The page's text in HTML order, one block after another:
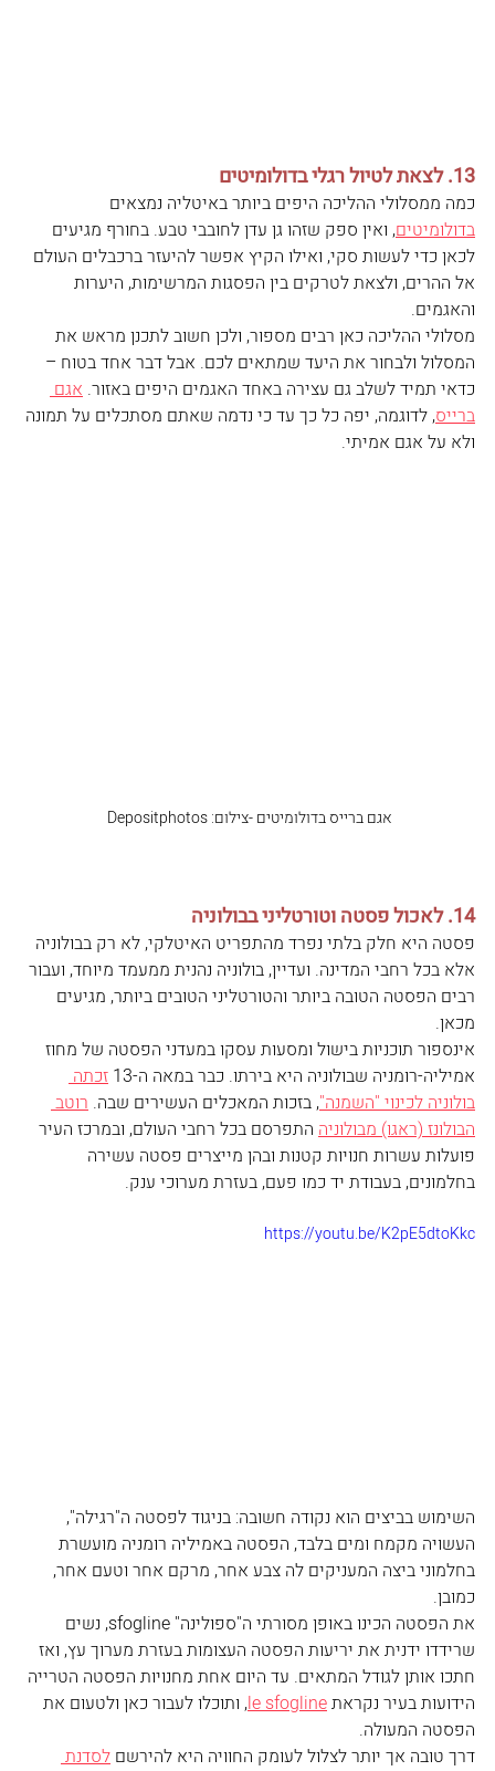
13. לצאת לטיול רגלי בדולומיטים
כמה ממסלולי ההליכה היפים ביותר באיטליה נמצאים
בדולומיטים, ואין ספק שזהו גן עדן לחובבי טבע. בחורף מגיעים
לכאן כדי לעשות סקי, ואילו הקיץ אפשר להיעזר ברכבלים העולם
אל ההרים, ולצאת לטרקים בין הפסגות המרשימות, היערות
והאגמים.
מסלולי ההליכה כאן רבים מספור, ולכן חשוב לתכנן מראש את
המסלול ולבחור את היעד שמתאים לכם. אבל דבר אחד בטוח –
כדאי תמיד לשלב גם עצירה באחד האגמים היפים באזור. אגם
ברייס, לדוגמה, יפה כל כך עד כי נדמה שאתם מסתכלים על תמונה
ולא על אגם אמיתי.
אגם ברייס בדולומיטים -צילום: Depositphotos
14. לאכול פסטה וטורטליני בבולוניה
פסטה היא חלק בלתי נפרד מהתפריט האיטלקי, לא רק בבולוניה
אלא בכל רחבי המדינה. ועדיין, בולוניה נהנית ממעמד מיוחד, ועבור
רבים הפסטה הטובה ביותר והטורטליני הטובים ביותר, מגיעים
מכאן.
אינספור תוכניות בישול ומסעות עסקו במעדני הפסטה של מחוז
אמיליה-רומניה שבולוניה היא בירתו. כבר במאה ה-13
זכתה
בולוניה לכינוי "השמנה", בזכות המאכלים העשירים שבה. רוטב
הבולונז (ראגו) מבולוניה התפרסם בכל רחבי העולם, ובמרכז העיר
פועלות עשרות חנויות קטנות ובהן מייצרים פסטה עשירה
בחלמונים, בעבודת יד כמו פעם, בעזרת מערוכי ענק.
https://youtu.be/K2pE5dtoKkc
השימוש בביצים הוא נקודה חשובה: בניגוד לפסטה ה"רגילה",
העשויה מקמח ומים בלבד, הפסטה באמיליה רומניה מועשרת
בחלמוני ביצה המעניקים לה צבע אחר, מרקם אחר וטעם אחר,
כמובן.
את הפסטה הכינו באופן מסורתי ה"ספולינה" sfogline, נשים
שרידדו ידנית את יריעות הפסטה העצומות בעזרת מערוך עץ, ואז
חתכו אותן לגודל המתאים. עד היום אחת מחנויות הפסטה הטרייה
הידועות בעיר נקראת le sfogline, ותוכלו לעבור כאן ולטעום את
הפסטה המעולה.
דרך טובה אך יותר לצלול לעומק החוויה היא להירשם לסדנת